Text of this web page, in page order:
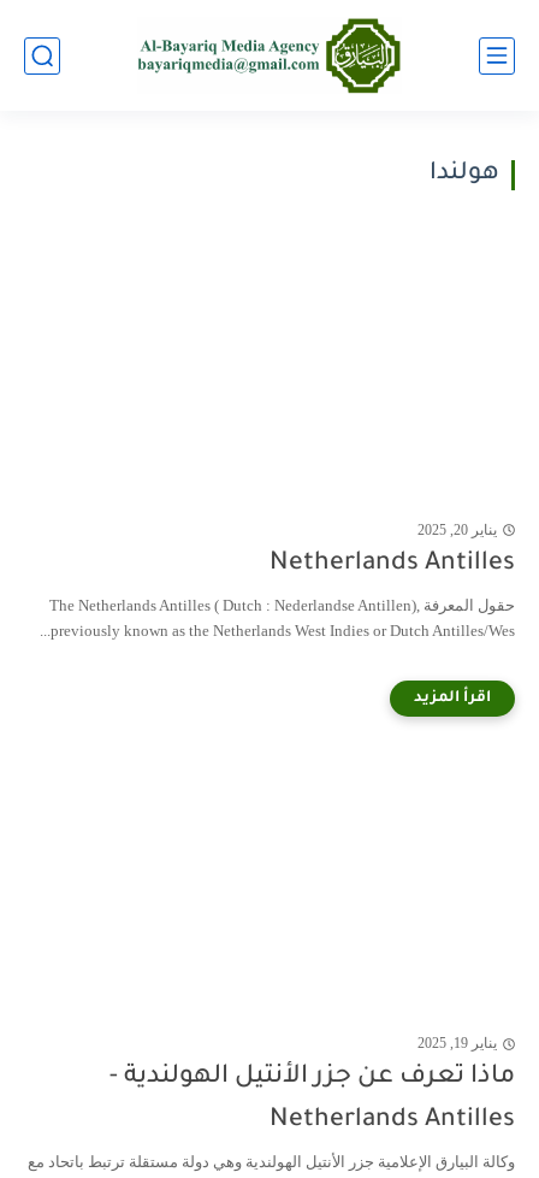
هولندا
يناير 20, 2025
Netherlands Antilles
حقول المعرفة The Netherlands Antilles ( Dutch : Nederlandse Antillen),
previously known as the Netherlands West Indies or Dutch Antilles/Wes...
يناير 19, 2025
ماذا تعرف عن جزر الأنتيل الهولندية -
Netherlands Antilles
وكالة البيارق الإعلامية جزر الأنتيل الهولندية وهي دولة مستقلة ترتبط باتحاد مع